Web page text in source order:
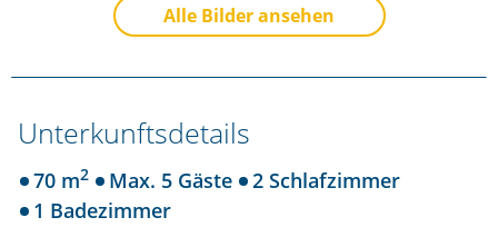
Alle Bilder ansehen
Unterkunftsdetails
70 m2 Max. 5 Gäste
2 Schlafzimmer
1 Badezimmer